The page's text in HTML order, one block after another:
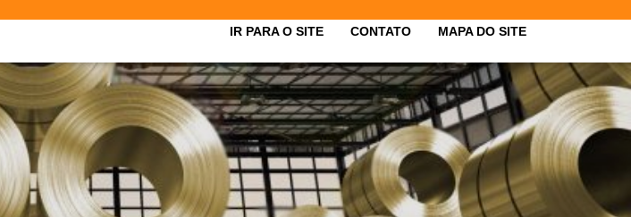
IR PARA O SITE
CONTATO MAPA DO SITE